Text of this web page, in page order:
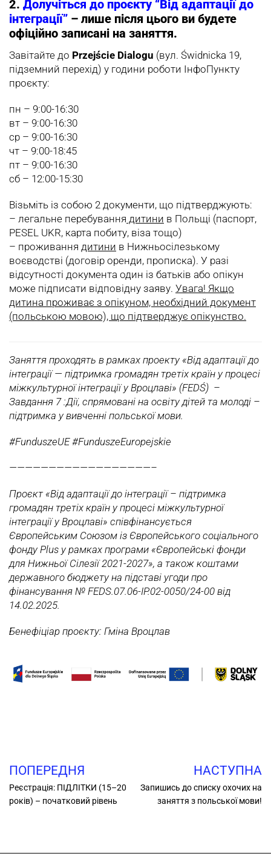
2. Долучіться до проєкту “Від адаптації до
інтеграції” – лише після цього ви будете
офіційно записані на заняття.
Завітайте до Przejście Dialogu (вул. Świdnicka 19,
підземний перехід) у години роботи ІнфоПункту
проєкту:
пн – 9:00-16:30
вт – 9:00-16:30
ср – 9:00-16:30
чт – 9:00-18:45
пт – 9:00-16:30
сб – 12:00-15:30
Візьміть із собою 2 документи, що підтверджують:
– легальне перебування дитини в Польщі (паспорт,
PESEL UKR, карта побиту, віза тощо)
– проживання дитини в Нижньосілезькому
воєводстві (договір оренди, прописка). У разі
відсутності документа один із батьків або опікун
може підписати відповідну заяву. Увага! Якщо
дитина проживає з опікуном, необхідний документ
(польською мовою), що підтверджує опікунство.
Заняття проходять в рамках проекту «Від адаптації до
інтеграції — підтримка громадян третіх країн у процесі
міжкультурної інтеграції у Вроцлаві» (FEDŚ) –
Завдання 7 :Дії, спрямовані на освіту дітей та молоді –
підтримка у вивченні польської мови.
#FunduszeUE #FunduszeEuropejskie
——————————————————–
Проєкт «Від адаптації до інтеграції – підтримка
громадян третіх країн у процесі міжкультурної
інтеграції у Вроцлаві» співфінансується
Європейським Союзом із Європейського соціального
фонду Plus у рамках програми «Європейські фонди
для Нижньої Сілезії 2021-2027», а також коштами
державного бюджету на підставі угоди про
фінансування № FEDS.07.06-IP.02-0050/24-00 від
14.02.2025.
Бенефіціар проєкту: Гміна Вроцлав
ПОПЕРЕДНЯ
Реєстрація: ПІДЛІТКИ (15–20
років) – початковий рівень
НАСТУПНА
Запишись до списку охочих на
заняття з польської мови!